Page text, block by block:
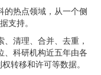
热点领域，从一个侧
支持。
清理、合并、去重，
、科研机构近五年由各
转移和许可等数据。